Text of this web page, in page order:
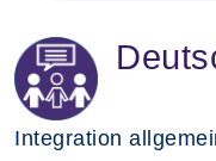
Integration